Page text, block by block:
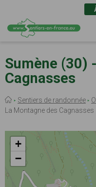
au
contenu
principal
Sumène (30)
Cagnasses
Fil
d'Ariane
Sentiers de randonnée
La Montagne des Cagnasses
+
−